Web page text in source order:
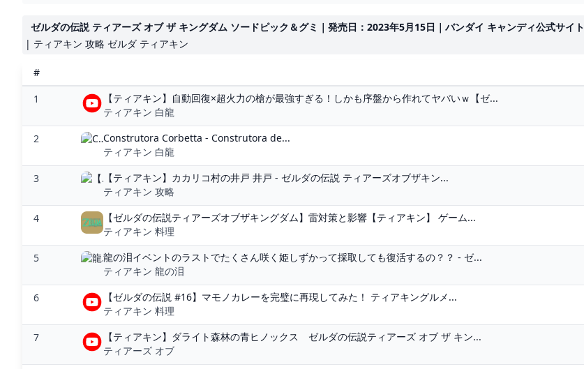
ゼルダの伝説 ティアーズ オブ ザ キングダム ソードピック＆グミ｜発売日：2023年5月15日｜バンダイ キャンディ公式サイト
| ティアキン 攻略 ゼルダ ティアキン
#
1
【ティアキン】自動回復×超火力の槍が最強すぎる！しかも序盤から作れてヤバいｗ【ゼ...
ティアキン 白龍
2
Construtora Corbetta - Construtora de...
ティアキン 白龍
3
【ティアキン】カカリコ村の井戸 井戸 - ゼルダの伝説 ティアーズオブザキン...
ティアキン 攻略
4
【ゼルダの伝説ティアーズオブザキングダム】雷対策と影響【ティアキン】 ゲーム...
ティアキン 料理
5
龍の泪イベントのラストでたくさん咲く姫しずかって採取しても復活するの？？ - ゼ...
ティアキン 龍の泪
6
【ゼルダの伝説 #16】マモノカレーを完璧に再現してみた！ ティアキングルメ...
ティアキン 料理
7
【ティアキン】ダライト森林の青ヒノックス ゼルダの伝説ティアーズ オブ ザ キン...
ティアーズ オブ